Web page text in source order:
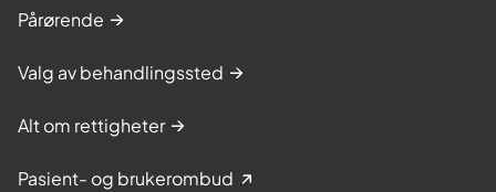
Pårørende
Valg av behandlingssted
Alt om rettigheter
Pasient- og brukerombud